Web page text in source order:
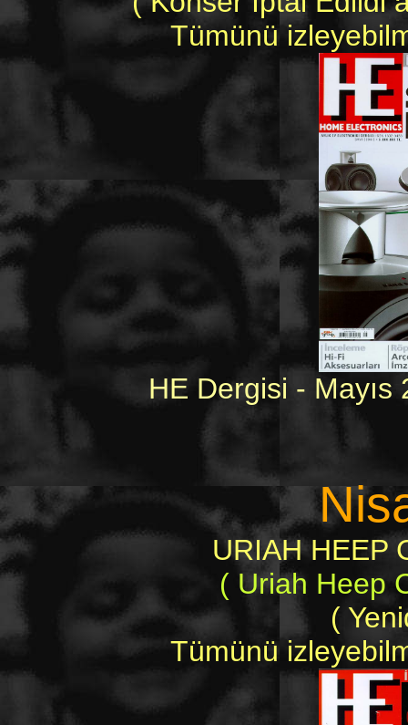
Tümünü
HE Dergisi - Mayıs
URIAH HEEP
( Uriah Heep
(
Tümünü